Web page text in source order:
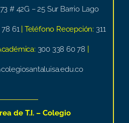
# 42G – 25 Sur Barrio Lago
78 61 | Teléfono Recepción: 311
300 338 60 78
de T.I. – Colegio